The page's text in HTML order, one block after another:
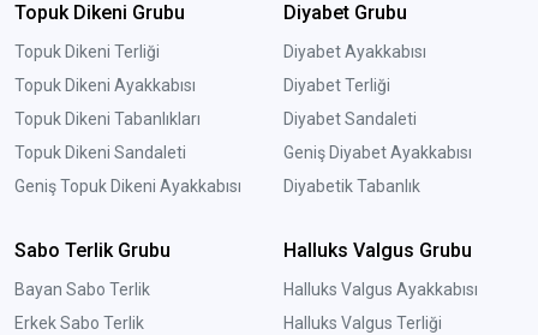
Topuk Dikeni Grubu
Topuk Dikeni Terliği
Topuk Dikeni Ayakkabısı
Topuk Dikeni Tabanlıkları
Topuk Dikeni Sandaleti
Geniş Topuk Dikeni Ayakkabısı
Diyabet Grubu
Diyabet Ayakkabısı
Diyabet Terliği
Diyabet Sandaleti
Geniş Diyabet Ayakkabısı
Diyabetik Tabanlık
Sabo Terlik Grubu
Bayan Sabo Terlik
Erkek Sabo Terlik
Halluks Valgus Grubu
Halluks Valgus Ayakkabısı
Halluks Valgus Terliği